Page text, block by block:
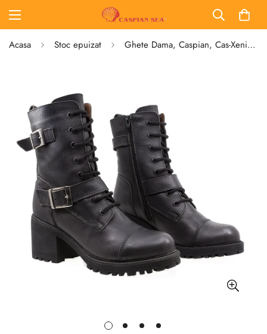
Acasa Stoc epuizat Ghete Dama, Caspian, Cas-Xenia, Casual, Piele naturala, Gri